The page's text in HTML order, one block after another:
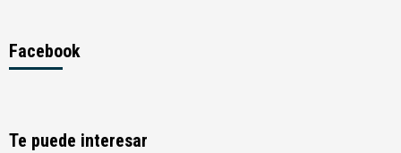
Facebook
Te puede interesar